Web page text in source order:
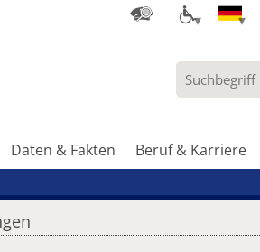
Daten & Fakten Beruf & Karriere